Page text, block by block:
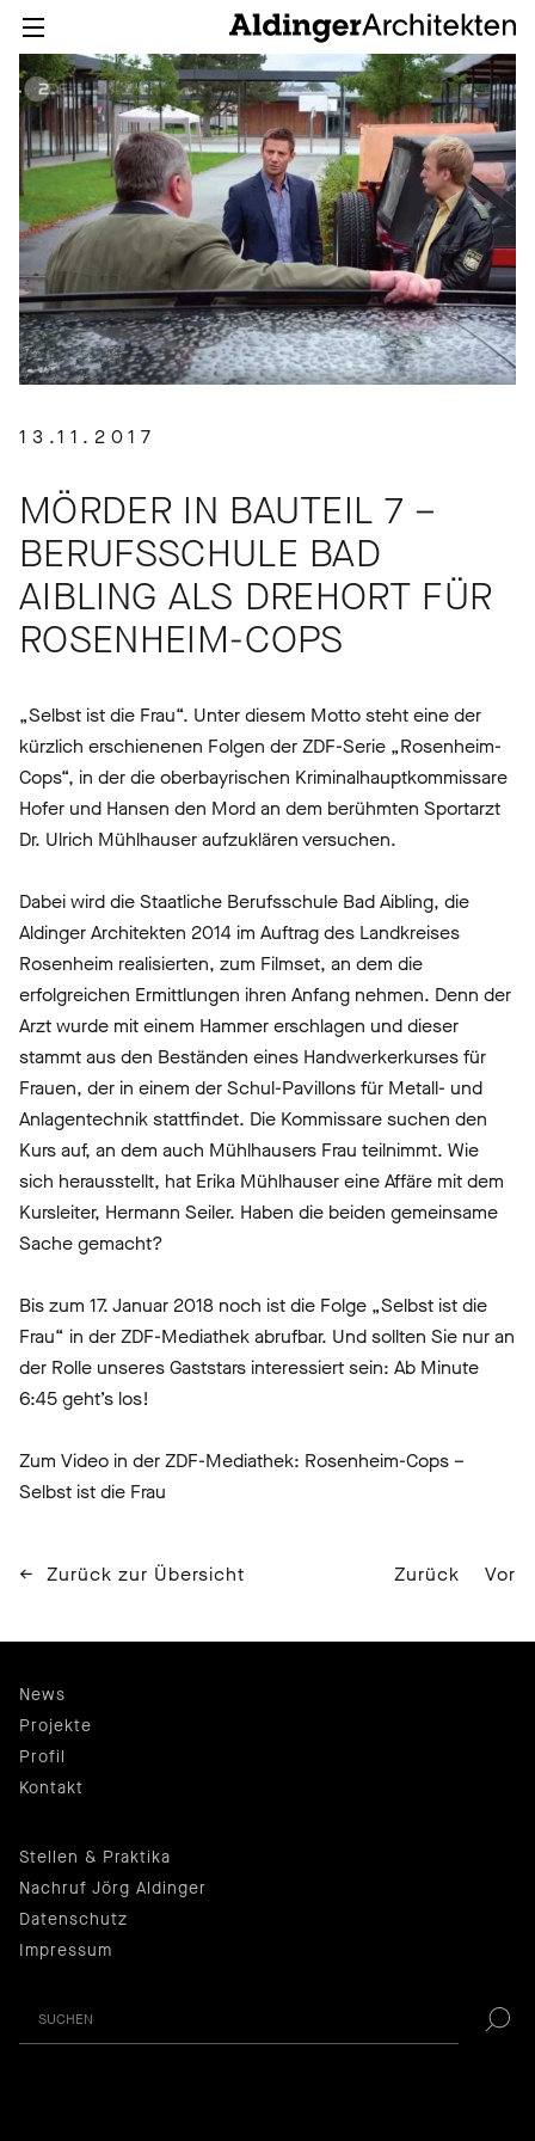
13.11.2017
MÖRDER IN BAUTEIL 7 –
BERUFSSCHULE BAD
AIBLING ALS DREHORT FÜR
ROSENHEIM-COPS
„Selbst ist die Frau“. Unter diesem Motto steht eine der
kürzlich erschienenen Folgen der ZDF-Serie „Rosenheim-
Cops“, in der die oberbayrischen Kriminalhauptkommissare
Hofer und Hansen den Mord an dem berühmten Sportarzt
Dr. Ulrich Mühlhauser aufzuklären versuchen.
Dabei wird die Staatliche Berufsschule Bad Aibling, die
Aldinger Architekten 2014 im Auftrag des Landkreises
Rosenheim realisierten, zum Filmset, an dem die
erfolgreichen Ermittlungen ihren Anfang nehmen. Denn der
Arzt wurde mit einem Hammer erschlagen und dieser
stammt aus den Beständen eines Handwerkerkurses für
Frauen, der in einem der Schul-Pavillons für Metall- und
Anlagentechnik stattfindet. Die Kommissare suchen den
Kurs auf, an dem auch Mühlhausers Frau teilnimmt. Wie
sich herausstellt, hat Erika Mühlhauser eine Affäre mit dem
Kursleiter, Hermann Seiler. Haben die beiden gemeinsame
Sache gemacht?
Bis zum 17. Januar 2018 noch ist die Folge „Selbst ist die
Frau“ in der ZDF-Mediathek abrufbar. Und sollten Sie nur an
der Rolle unseres Gaststars interessiert sein: Ab Minute
6:45 geht’s los!
Zum Video in der ZDF-Mediathek: Rosenheim-Cops –
Selbst ist die Frau
Zurück zur Übersicht Zurück Vor
News
Projekte
Profil
Kontakt
Stellen & Praktika
Nachruf Jörg Aldinger
Datenschutz
Impressum